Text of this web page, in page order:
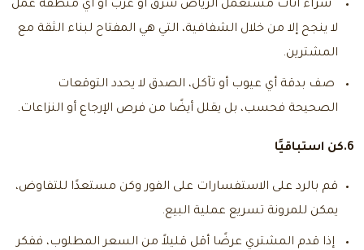
شراء اثاث مستعمل الرياض شرق أو غرب أو أي منطقة عمل
لا ينجح إلا من خلال الشفافية، التي هي المفتاح لبناء الثقة مع
المشترين.
صف بدقة أي عيوب أو تآكل، الصدق لا يحدد التوقعات
الصحيحة فحسب، بل يقلل أيضًا من فرص الإرجاع أو النزاعات.
6.كن استباقيًا
قم بالرد على الاستفسارات على الفور وكن مستعدًا للتفاوض،
يمكن للمرونة تسريع عملية البيع.
إذا قدم المشتري عرضًا أقل قليلاً من السعر المطلوب، ففكر